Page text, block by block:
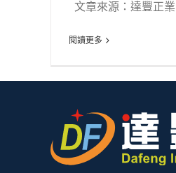
文章來源：達豐正業
閱讀更多